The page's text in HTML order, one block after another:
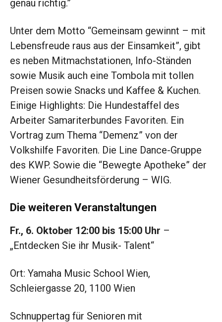
genau richtig.”
Unter dem Motto “Gemeinsam gewinnt – mit
Lebensfreude raus aus der Einsamkeit”, gibt
es neben Mitmachstationen, Info-Ständen
sowie Musik auch eine Tombola mit tollen
Preisen sowie Snacks und Kaffee & Kuchen.
Einige Highlights: Die Hundestaffel des
Arbeiter Samariterbundes Favoriten. Ein
Vortrag zum Thema “Demenz” von der
Volkshilfe Favoriten. Die Line Dance-Gruppe
des KWP. Sowie die “Bewegte Apotheke” der
Wiener Gesundheitsförderung – WIG.
Die weiteren Veranstaltungen
Fr., 6. Oktober 12:00 bis 15:00 Uhr –
„Entdecken Sie ihr Musik- Talent“
Ort: Yamaha Music School Wien,
Schleiergasse 20, 1100 Wien
Schnuppertag für Senioren mit